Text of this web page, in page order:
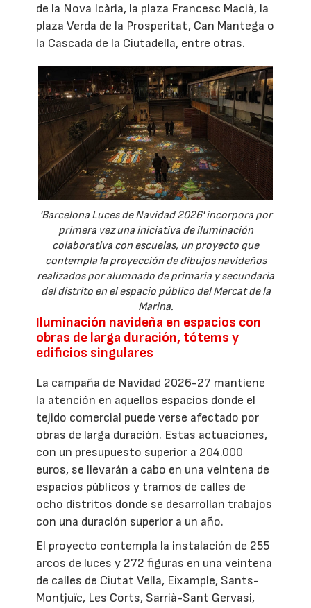
de la Nova Icària, la plaza Francesc Macià, la
plaza Verda de la Prosperitat, Can Mantega o
la Cascada de la Ciutadella, entre otras.
'Barcelona Luces de Navidad 2026' incorpora por
primera vez una iniciativa de iluminación
colaborativa con escuelas, un proyecto que
contempla la proyección de dibujos navideños
realizados por alumnado de primaria y secundaria
del distrito en el espacio público del Mercat de la
Marina.
Iluminación navideña en espacios con
obras de larga duración, tótems y
edificios singulares
La campaña de Navidad 2026-27 mantiene
la atención en aquellos espacios donde el
tejido comercial puede verse afectado por
obras de larga duración. Estas actuaciones,
con un presupuesto superior a 204.000
euros, se llevarán a cabo en una veintena de
espacios públicos y tramos de calles de
ocho distritos donde se desarrollan trabajos
con una duración superior a un año.
El proyecto contempla la instalación de 255
arcos de luces y 272 figuras en una veintena
de calles de Ciutat Vella, Eixample, Sants-
Montjuïc, Les Corts, Sarrià-Sant Gervasi,